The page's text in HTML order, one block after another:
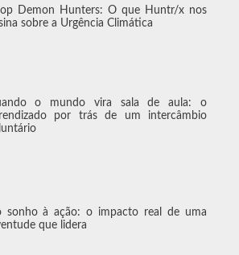
Demon Hunters: O que Huntr/x nos
sobre a Urgência Climática
o mundo vira sala de aula: o
por trás de um intercâmbio
sonho à ação: o impacto real de uma
que lidera